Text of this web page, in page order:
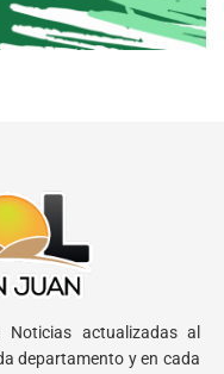
Noticias actualizadas al
departamento y en cada